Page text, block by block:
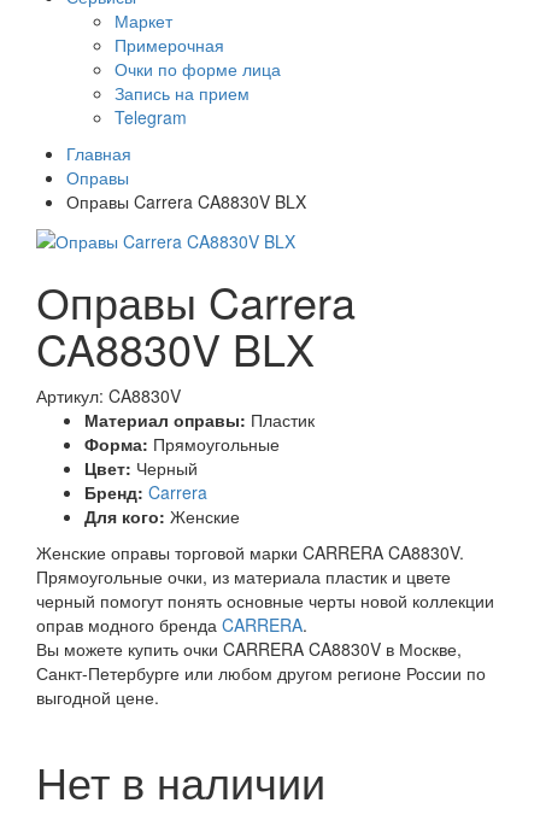
Маркет
Примерочная
Очки по форме лица
Запись на прием
Telegram
Главная
Оправы
Оправы Carrera CA8830V BLX
Оправы Carrera
CA8830V BLX
Артикул: CA8830V
Материал оправы: Пластик
Форма: Прямоугольные
Цвет: Черный
Бренд: Carrera
Для кого: Женские
Женские оправы торговой марки CARRERA CA8830V.
Прямоугольные очки, из материала пластик и цвете
черный помогут понять основные черты новой коллекции
оправ модного бренда CARRERA.
Вы можете купить очки CARRERA CA8830V в Москве,
Санкт-Петербурге или любом другом регионе России по
выгодной цене.
Нет в наличии